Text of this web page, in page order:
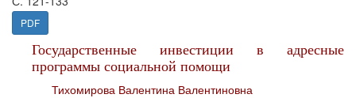
PDF
Государственные инвестиции в адресные
программы социальной помощи
Тихомирова Валентина Валентиновна